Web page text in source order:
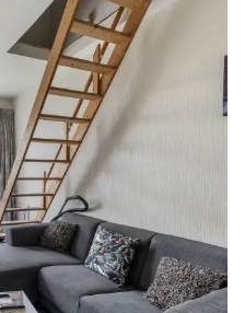
een wastafelmeubel
In het plafond
en er is een deur
dat uitzicht
aan de voorzijde
een deur naar het
voorzijde, dat is
en uitzicht biedt
afgewerkt met grof